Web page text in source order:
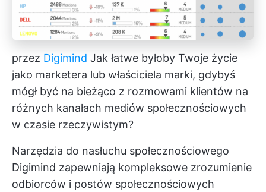
przez Digimind Jak łatwe byłoby Twoje życie
jako marketera lub właściciela marki, gdybyś
mógł być na bieżąco z rozmowami klientów na
różnych kanałach mediów społecznościowych
w czasie rzeczywistym?
Narzędzia do nasłuchu społecznościowego
Digimind zapewniają kompleksowe zrozumienie
odbiorców i postów społecznościowych